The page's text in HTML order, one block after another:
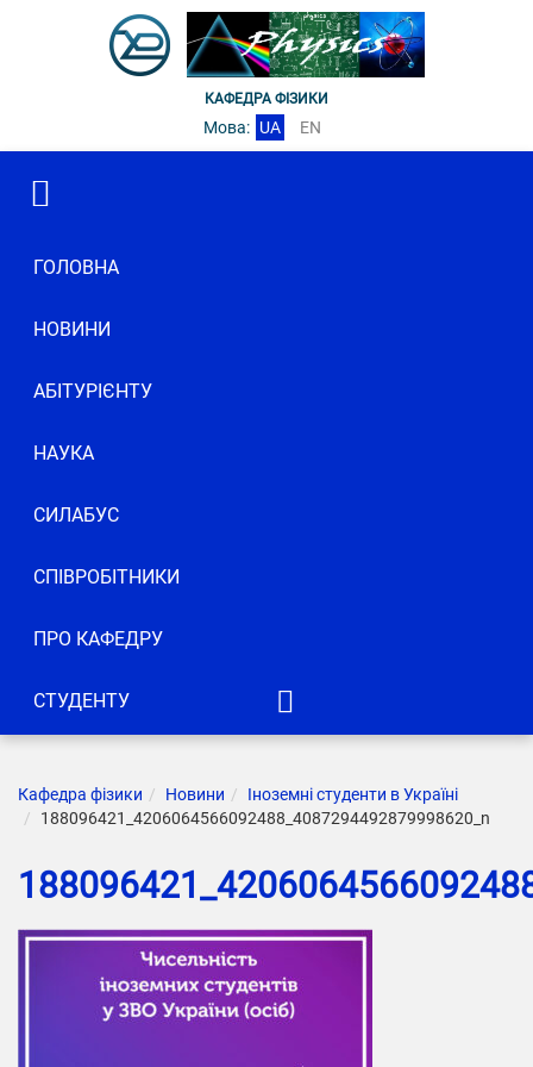
КАФЕДРА ФІЗИКИ
Мова: UA EN
ГОЛОВНА
НОВИНИ
АБІТУРІЄНТУ
НАУКА
СИЛАБУС
СПІВРОБІТНИКИ
ПРО КАФЕДРУ
СТУДЕНТУ
КН
АКТ
КІУ
Кафедра фізики Новини
Іноземні студенти в Україні
188096421_4206064566092488_4087294492879998620_n